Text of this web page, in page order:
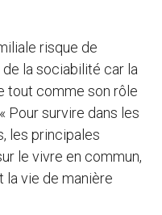
risque de
la sociabilité car la
tout comme son rôle
Pour survire dans les
les principales
le vivre en commun,
la vie de manière